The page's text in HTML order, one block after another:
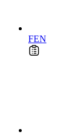
FEN